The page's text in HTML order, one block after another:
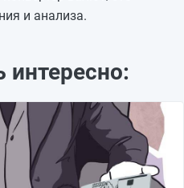
и анализа.